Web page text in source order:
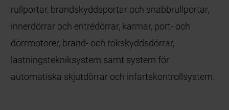
rullportar, brandskyddsportar och snabbrullportar,
innerdörrar och entrédörrar, karmar, port- och
dörrmotorer, brand- och rökskyddsdörrar,
lastningstekniksystem samt system för
automatiska skjutdörrar och infartskontrollsystem.